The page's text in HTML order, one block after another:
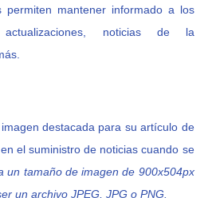
permiten mantener informado a los
actualizaciones, noticias de la
destacada para su artículo de
el suministro de noticias cuando se
un tamaño de imagen de 900x504px
un archivo JPEG, JPG o PNG.